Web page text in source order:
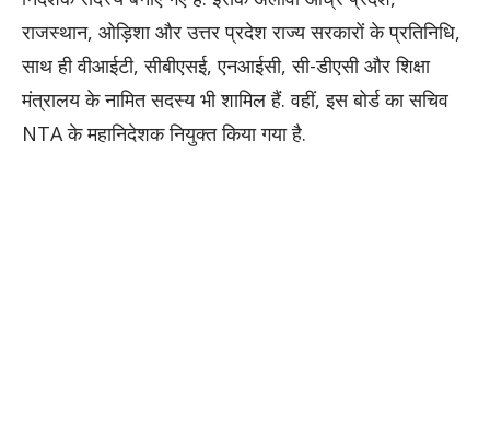
राजस्थान, ओड़िशा और उत्तर प्रदेश राज्य सरकारों के प्रतिनिधि,
साथ ही वीआईटी, सीबीएसई, एनआईसी, सी-डीएसी और शिक्षा
मंत्रालय के नामित सदस्य भी शामिल हैं. वहीं, इस बोर्ड का सचिव
NTA के महानिदेशक नियुक्त किया गया है.